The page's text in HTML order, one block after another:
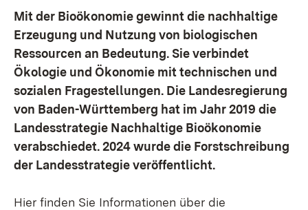
Mit der Bioökonomie gewinnt die nachhaltige
Erzeugung und Nutzung von biologischen
Ressourcen an Bedeutung. Sie verbindet
Ökologie und Ökonomie mit technischen und
sozialen Fragestellungen. Die Landesregierung
von Baden-Württemberg hat im Jahr 2019 die
Landesstrategie Nachhaltige Bioökonomie
verabschiedet. 2024 wurde die Forstschreibung
der Landesstrategie veröffentlicht.
Hier finden Sie Informationen über die